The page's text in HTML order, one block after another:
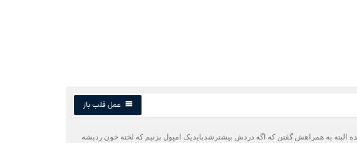
عمل قلب باز
به همراهش گفتن که اگه دردش بیشترشدبایدیک امپول بزنیم که لخته خون ردبشه